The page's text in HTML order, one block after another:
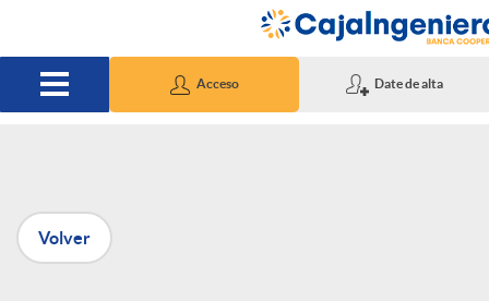
Acceso Date de alta
P
u
Volver